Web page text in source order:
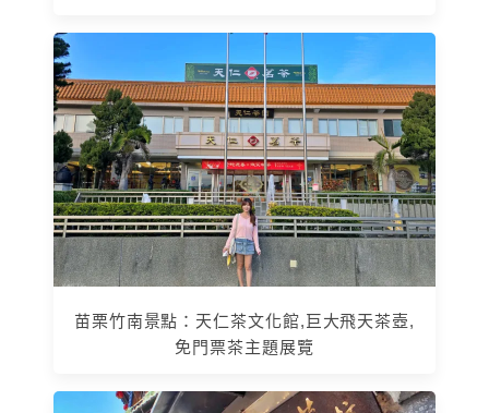
苗栗竹南景點：天仁茶文化館,巨大飛天茶壺,
免門票茶主題展覽